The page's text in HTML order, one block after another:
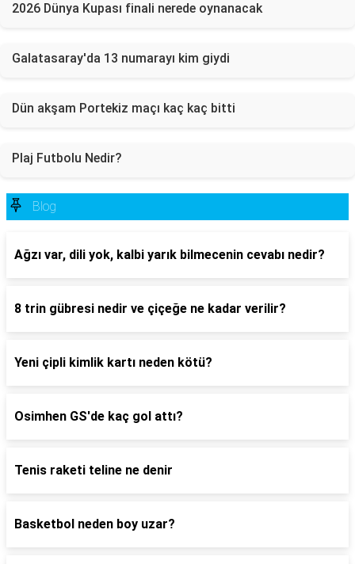
2026 Dünya Kupası finali nerede oynanacak
Galatasaray'da 13 numarayı kim giydi
Dün akşam Portekiz maçı kaç kaç bitti
Plaj Futbolu Nedir?
Blog
Ağzı var, dili yok, kalbi yarık bilmecenin cevabı nedir?
8 trin gübresi nedir ve çiçeğe ne kadar verilir?
Yeni çipli kimlik kartı neden kötü?
Osimhen GS'de kaç gol attı?
Tenis raketi teline ne denir
Basketbol neden boy uzar?